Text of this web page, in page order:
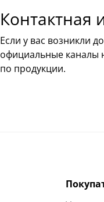
Контактная
Если у вас возникли
официальные каналы
по продукции.